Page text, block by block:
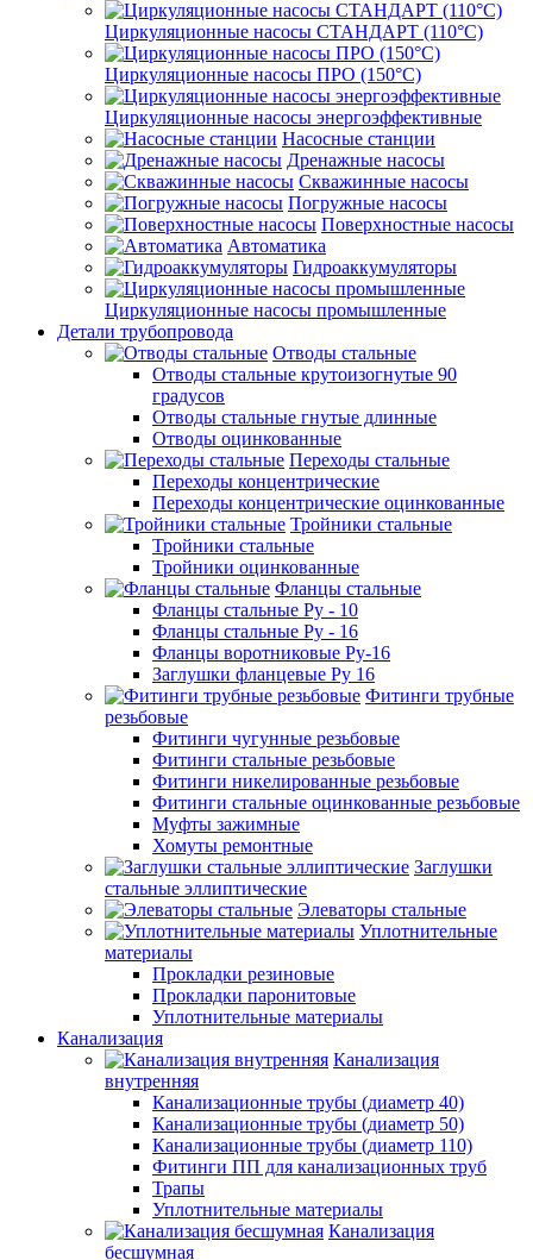
Циркуляционные насосы СТАНДАРТ (110°C)
Циркуляционные насосы ПРО (150°C)
Циркуляционные насосы энергоэффективные
Насосные станции
Дренажные насосы
Скважинные насосы
Погружные насосы
Поверхностные насосы
Автоматика
Гидроаккумуляторы
Циркуляционные насосы промышленные
Детали трубопровода
Отводы стальные
Отводы стальные крутоизогнутые 90
градусов
Отводы стальные гнутые длинные
Отводы оцинкованные
Переходы стальные
Переходы концентрические
Переходы концентрические оцинкованные
Тройники стальные
Тройники стальные
Тройники оцинкованные
Фланцы стальные
Фланцы стальные Ру - 10
Фланцы стальные Ру - 16
Фланцы воротниковые Ру-16
Заглушки фланцевые Ру 16
Фитинги трубные
резьбовые
Фитинги чугунные резьбовые
Фитинги стальные резьбовые
Фитинги никелированные резьбовые
Фитинги стальные оцинкованные резьбовые
Муфты зажимные
Хомуты ремонтные
Заглушки
стальные эллиптические
Элеваторы стальные
Уплотнительные
материалы
Прокладки резиновые
Прокладки паронитовые
Уплотнительные материалы
Канализация
Канализация
внутренняя
Канализационные трубы (диаметр 40)
Канализационные трубы (диаметр 50)
Канализационные трубы (диаметр 110)
Фитинги ПП для канализационных труб
Трапы
Уплотнительные материалы
Канализация
бесшумная